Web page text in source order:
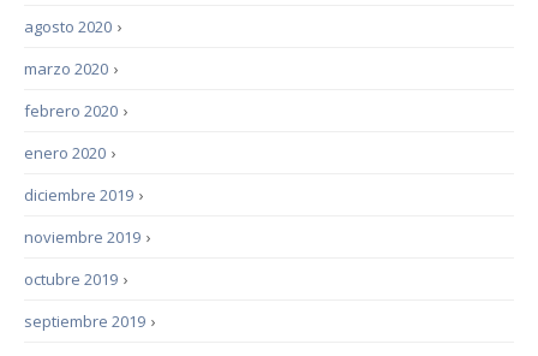
›
agosto 2020
›
marzo 2020
›
febrero 2020
›
enero 2020
›
diciembre 2019
›
noviembre 2019
›
octubre 2019
›
septiembre 2019